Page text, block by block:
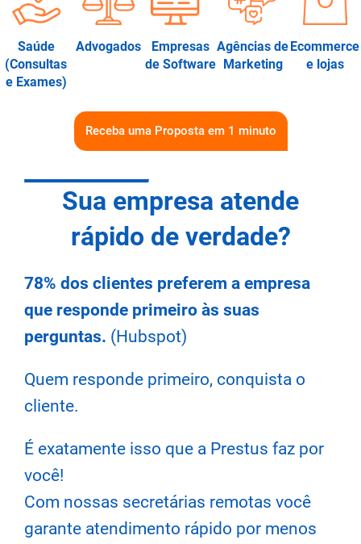
Saúde
(Consultas
e Exames)
Advogados
Empresas
de Software
Agências de
Marketing
Ecommerce
e lojas
Receba uma Proposta em 1 minuto
Sua empresa atende
rápido de verdade?
78% dos clientes preferem a empresa
que responde primeiro às suas
perguntas. (Hubspot)
Quem responde primeiro, conquista o
cliente.
É exatamente isso que a Prestus faz por
você!
Com nossas secretárias remotas você
garante atendimento rápido por menos